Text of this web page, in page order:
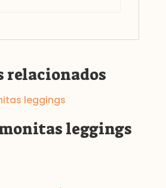
relacionados
leggings